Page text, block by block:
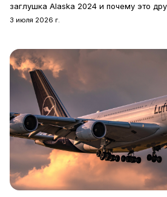
заглушка Alaska 2024 и почему это
3 июля 2026 г.